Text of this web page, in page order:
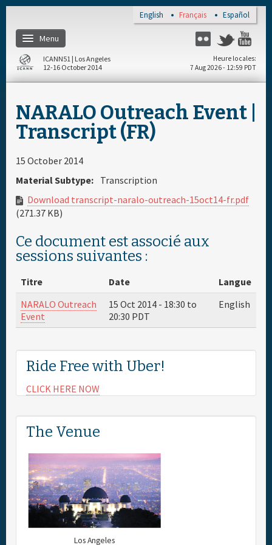
English Français Español
Menu
Flickr Twitter
Accueil
S'enregistrer
Calendrier par jour
ICANN51 | Los Angeles
12-16 October 2014
Heure locales
7 Aug 2026 - 12:59 PDT
NARALO Outreach Event |
Transcript (FR)
15 October 2014
Material Subtype: Transcription
Download transcript-naralo-outreach-15oct14-fr.pdf
(271.37 KB)
Ce document est associé aux
sessions suivantes :
Titre Date
Langue
NARALO Outreach
Event
15 Oct 2014 - 18:30 to
20:30 PDT
English
Ride Free with Uber!
CLICK HERE NOW
The Venue
Los Angeles